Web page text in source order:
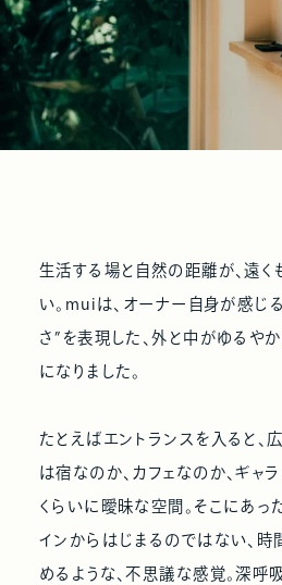
生活する場と自然の距離が、遠く
い。muiは、オーナー自身が感じ
さ”を表現した、外と中がゆるや
になりました。
たとえばエントランスを入ると、
は宿なのか、カフェなのか、ギャ
くらいに曖昧な空間。そこにあっ
インからはじまるのではない、時
めるような、不思議な感覚。深呼